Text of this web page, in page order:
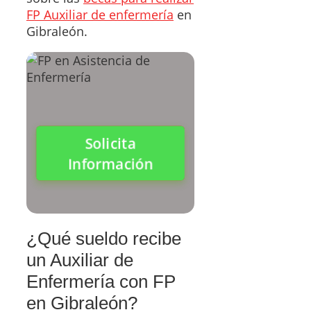
FP Auxiliar de enfermería en
Gibraleón.
Solicita
Información
¿Qué sueldo recibe
un Auxiliar de
Enfermería con FP
en Gibraleón?